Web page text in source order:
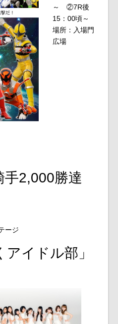
～ ②7R後
15：00頃～
場所：入場門
広場
手2,000勝達
ージ
アイドル部」